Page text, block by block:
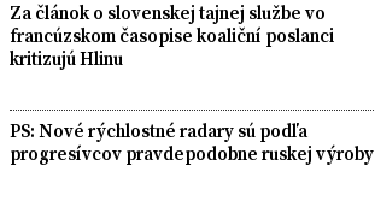
Za článok o slovenskej tajnej službe vo
francúzskom časopise koaliční poslanci
kritizujú Hlinu
PS: Nové rýchlostné radary sú podľa
progresívcov pravdepodobne ruskej výroby